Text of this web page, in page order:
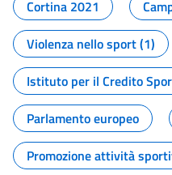
Cortina 2021
Violenza nello sport (1)
Istituto per il Credito
Parlamento europeo
Promozione attività